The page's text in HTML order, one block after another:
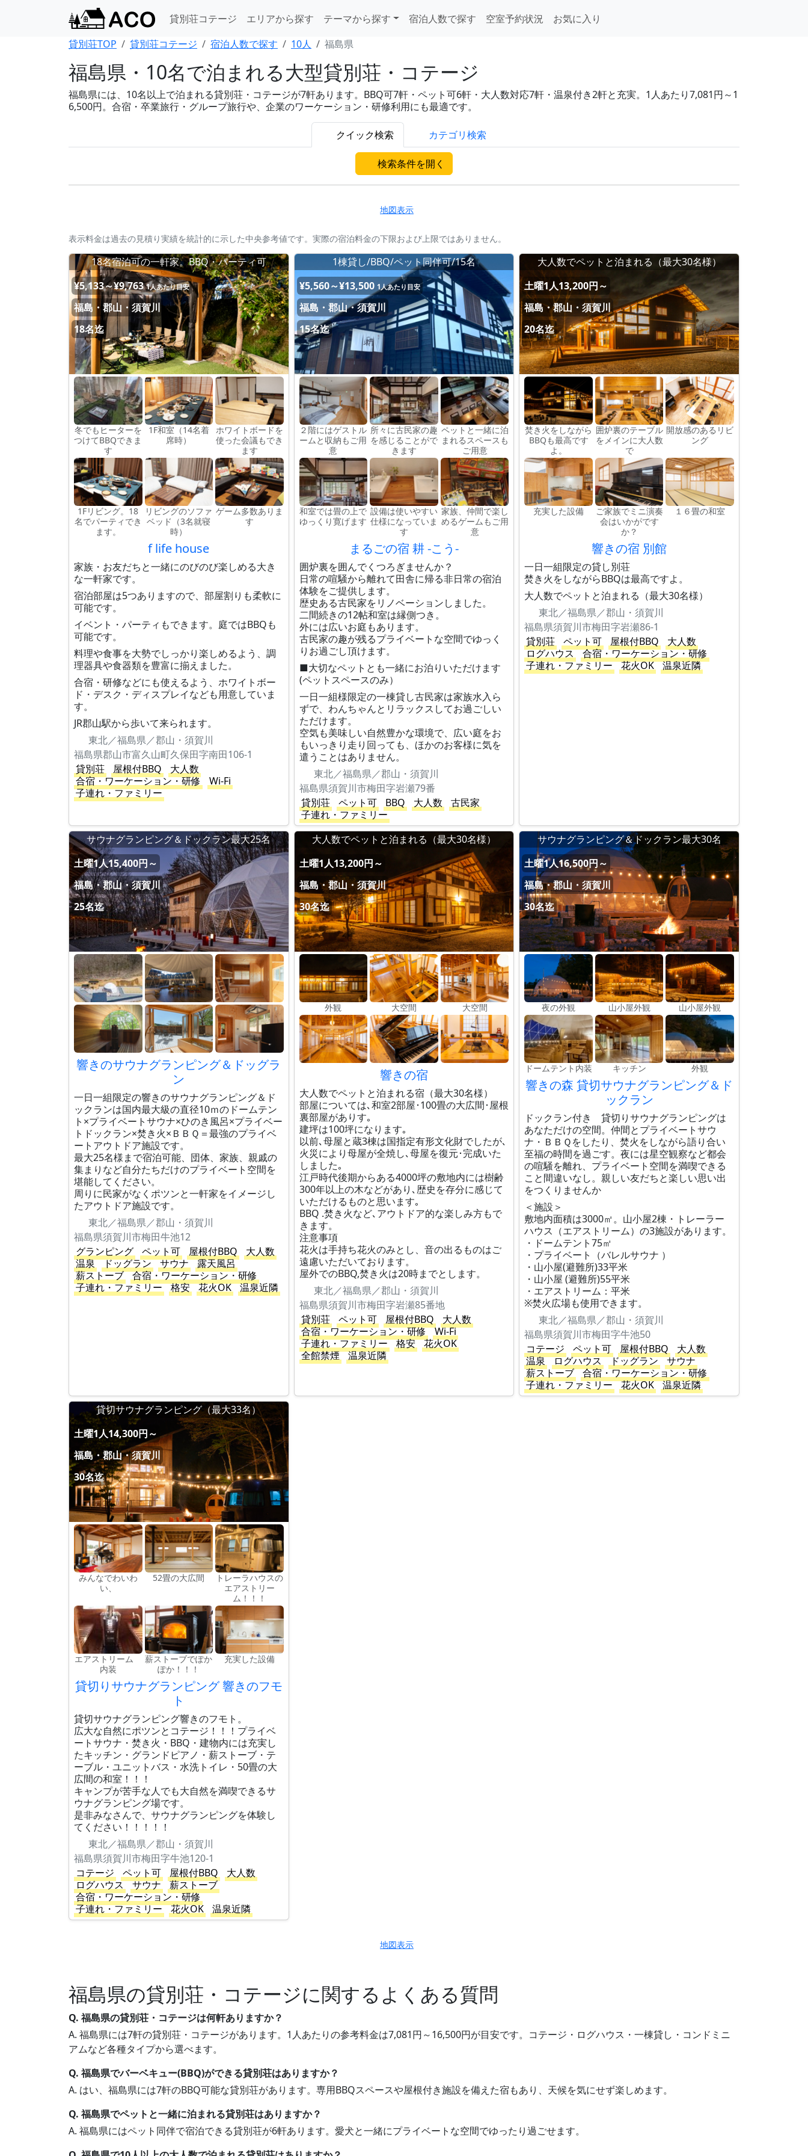
貸別荘コテージ エリアから探す テーマから探す 宿泊人数で探す 空室予約状況
お気に入り
貸別荘TOP
貸別荘コテージ 宿泊人数で探す 10人 福島県
福島県・10名で泊まれる大型貸別荘・コテージ
福島県には、10名以上で泊まれる貸別荘・コテージが7軒あります。BBQ可7軒・ペット可6軒・大人数対応7軒・温泉付き2軒と充実。1人あたり7,081円～1
6,500円。合宿・卒業旅行・グループ旅行や、企業のワーケーション・研修利用にも最適です。
クイック検索 カテゴリ検索
検索条件を開く
地図表示
表示料金は過去の見積り実績を統計的に示した中央参考値です。実際の宿泊料金の下限および上限ではありません。
18名宿泊可の一軒家。BBQ・パーティ可
¥5,133～¥9,763 1人あたり目安
福島・郡山・須賀川
18名迄
冬でもヒーターを
つけてBBQできま
す
1F和室（14名着
席時）
ホワイトボードを
使った会議もでき
ます
1Fリビング。18
名でパーティでき
ます。
リビングのソファ
ベッド（3名就寝
時）
ゲーム多数ありま
す
f life house
家族・お友だちと一緒にのびのび楽しめる大き
な一軒家です。
宿泊部屋は5つありますので、部屋割りも柔軟に
可能です。
イベント・パーティもできます。庭ではBBQも
可能です。
料理や食事を大勢でしっかり楽しめるよう、調
理器具や食器類を豊富に揃えました。
合宿・研修などにも使えるよう、ホワイトボー
ド・デスク・ディスプレイなども用意していま
す。
JR郡山駅から歩いて来られます。
東北／福島県／郡山・須賀川
福島県郡山市富久山町久保田字南田106-1
貸別荘
屋根付BBQ
大人数
合宿・ワーケーション・研修
Wi-Fi
子連れ・ファミリー
1棟貸し/BBQ/ペット同伴可/15名
¥5,560～¥13,500 1人あたり目安
福島・郡山・須賀川
15名迄
２階にはゲストル
ームと収納もご用
意
所々に古民家の趣
を感じることがで
きます
ペットと一緒に泊
まれるスペースも
ご用意
和室では畳の上で
ゆっくり寛げます
設備は使いやすい
仕様になっていま
す
家族、仲間で楽し
めるゲームもご用
意
まるごの宿 耕 -こう-
囲炉裏を囲んでくつろぎませんか？
日常の喧騒から離れて田舎に帰る非日常の宿泊
体験をご提供します。
歴史ある古民家をリノベーションしました。
二間続きの12帖和室は縁側つき。
外には広いお庭もあります。
古民家の趣が残るプライベートな空間でゆっく
りお過ごし頂けます。
■大切なペットとも一緒にお泊りいただけます
(ペットスペースのみ）
一日一組様限定の一棟貸し古民家は家族水入ら
ずで、わんちゃんとリラックスしてお過ごしい
ただけます。
空気も美味しい自然豊かな環境で、広い庭をお
もいっきり走り回っても、ほかのお客様に気を
遣うことはありません。
東北／福島県／郡山・須賀川
福島県須賀川市梅田字岩瀬79番
貸別荘
ペット可 BBQ 大人数
古民家
子連れ・ファミリー
大人数でペットと泊まれる（最大30名様）
土曜1人13,200円～
福島・郡山・須賀川
20名迄
焚き火をしながら
BBQも最高です
よ。
囲炉裏のテーブル
をメインに大人数
で
開放感のあるリビ
ング
充実した設備
ご家族でミニ演奏
会はいかがです
か？
１６畳の和室
響きの宿 別館
一日一組限定の貸し別荘
焚き火をしながらBBQは最高ですよ。
大人数でペットと泊まれる（最大30名様）
東北／福島県／郡山・須賀川
福島県須賀川市梅田字岩瀬86-1
貸別荘
ペット可 屋根付BBQ
大人数
ログハウス
合宿・ワーケーション・研修
子連れ・ファミリー
花火OK 温泉近隣
サウナグランピング＆ドックラン最大25名
土曜1人15,400円～
福島・郡山・須賀川
25名迄
響きのサウナグランピング＆ドッグラ
ン
一日一組限定の響きのサウナグランピング＆ド
ックランは国内最大級の直径10ｍのドームテン
ト×プライベートサウナ×ひのき風呂×プライベー
トドックラン×焚き火×ＢＢＱ＝最強のプライベ
ートアウトドア施設です。
最大25名様まで宿泊可能、団体、家族、親戚の
集まりなど自分たちだけのプライベート空間を
堪能してください。
周りに民家がなくポツンと一軒家をイメージし
たアウトドア施設です。
東北／福島県／郡山・須賀川
福島県須賀川市梅田牛池12
グランピング
ペット可 屋根付BBQ
大人数
温泉
ドッグラン サウナ
露天風呂
薪ストーブ
合宿・ワーケーション・研修
子連れ・ファミリー
格安 花火OK 温泉近隣
大人数でペットと泊まれる（最大30名様）
土曜1人13,200円～
福島・郡山・須賀川
30名迄
外観 大空間 大空間
響きの宿
大人数でペットと泊まれる宿（最大30名様）
部屋については､和室2部屋･100畳の大広間･屋根
裏部屋がありす｡
建坪は100坪になります｡
以前､母屋と蔵3棟は国指定有形文化財でしたが､
火災により母屋が全焼し､母屋を復元･完成いた
しました｡
江戸時代後期からある4000坪の敷地内には樹齢
300年以上の木などがあり､歴史を存分に感じて
いただけるものと思います｡
BBQ .焚き火など､アウトドア的な楽しみ方もで
きます。
注意事項
花火は手持ち花火のみとし、音の出るものはご
遠慮いただいております。
屋外でのBBQ,焚き火は20時までとします。
東北／福島県／郡山・須賀川
福島県須賀川市梅田字岩瀬85番地
貸別荘
ペット可 屋根付BBQ
大人数
合宿・ワーケーション・研修
Wi-Fi
子連れ・ファミリー
格安
花火OK
全館禁煙
温泉近隣
サウナグランピング＆ドックラン最大30名
土曜1人16,500円～
福島・郡山・須賀川
30名迄
夜の外観 山小屋外観 山小屋外観
ドームテント内装 キッチン 外観
響きの森 貸切サウナグランピング＆ド
ックラン
ドックラン付き 貸切りサウナグランピングは
あなただけの空間。仲間とプライベートサウ
ナ・ＢＢＱをしたり、焚火をしながら語り合い
至福の時間を過ごす。夜には星空観察など都会
の喧騒を離れ、プライベート空間を満喫できる
こと間違いなし。親しい友だちと楽しい思い出
をつくりませんか
＜施設＞
敷地内面積は3000㎡。山小屋2棟・トレーラー
ハウス（エアストリーム）の3施設があります。
・ドームテント75㎡
・プライベート（バレルサウナ ）
・山小屋(避難所)33平米
・山小屋 (避難所)55平米
・エアストリーム：平米
※焚火広場も使用できます。
東北／福島県／郡山・須賀川
福島県須賀川市梅田字牛池50
コテージ
ペット可 屋根付BBQ
大人数
温泉
ログハウス ドッグラン
サウナ
薪ストーブ
合宿・ワーケーション・研修
子連れ・ファミリー
花火OK
温泉近隣
貸切サウナグランピング（最大33名）
土曜1人14,300円～
福島・郡山・須賀川
30名迄
みんなでわいわ
い、
52畳の大広間
トレーラハウスの
エアストリー
ム！！！
エアストリーム
内装
薪ストーブでぽか
ぽか！！！
充実した設備
貸切りサウナグランピング 響きのフモ
ト
貸切サウナグランピング響きのフモト。
広大な自然にポツンとコテージ！！！プライベ
ートサウナ・焚き火・BBQ・建物内には充実し
たキッチン・グランドピアノ・薪ストーブ・テ
ーブル・ユニットバス・水洗トイレ・50畳の大
広間の和室！！！
キャンプが苦手な人でも大自然を満喫できるサ
ウナグランピング場です。
是非みなさんで、サウナグランピングを体験し
てください！！！！！
東北／福島県／郡山・須賀川
福島県須賀川市梅田字牛池120-1
コテージ
ペット可 屋根付BBQ
大人数
ログハウス
サウナ
薪ストーブ
合宿・ワーケーション・研修
子連れ・ファミリー
花火OK 温泉近隣
地図表示
福島県の貸別荘・コテージに関するよくある質問
Q. 福島県の貸別荘・コテージは何軒ありますか？
A. 福島県には7軒の貸別荘・コテージがあります。1人あたりの参考料金は7,081円～16,500円が目安です。コテージ・ログハウス・一棟貸し・コンドミニ
アムなど各種タイプから選べます。
Q. 福島県でバーベキュー(BBQ)ができる貸別荘はありますか？
A. はい、福島県には7軒のBBQ可能な貸別荘があります。専用BBQスペースや屋根付き施設を備えた宿もあり、天候を気にせず楽しめます。
Q. 福島県でペットと一緒に泊まれる貸別荘はありますか？
A. 福島県にはペット同伴で宿泊できる貸別荘が6軒あります。愛犬と一緒にプライベートな空間でゆったり過ごせます。